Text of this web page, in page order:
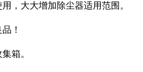
，大大增加除尘器适用范围。
！
箱。